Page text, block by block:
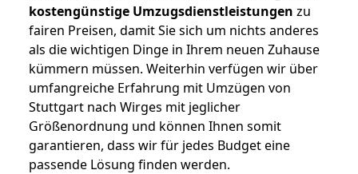
kostengünstige Umzugsdienstleistungen zu
fairen Preisen, damit Sie sich um nichts anderes
als die wichtigen Dinge in Ihrem neuen Zuhause
kümmern müssen. Weiterhin verfügen wir über
umfangreiche Erfahrung mit Umzügen von
Stuttgart nach Wirges mit jeglicher
Größenordnung und können Ihnen somit
garantieren, dass wir für jedes Budget eine
passende Lösung finden werden.